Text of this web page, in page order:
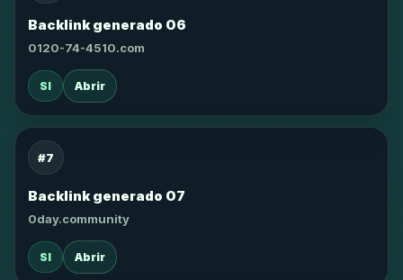
Backlink generado 06
0120-74-4510.com
SI Abrir
#7
Backlink generado 07
0day.community
SI Abrir